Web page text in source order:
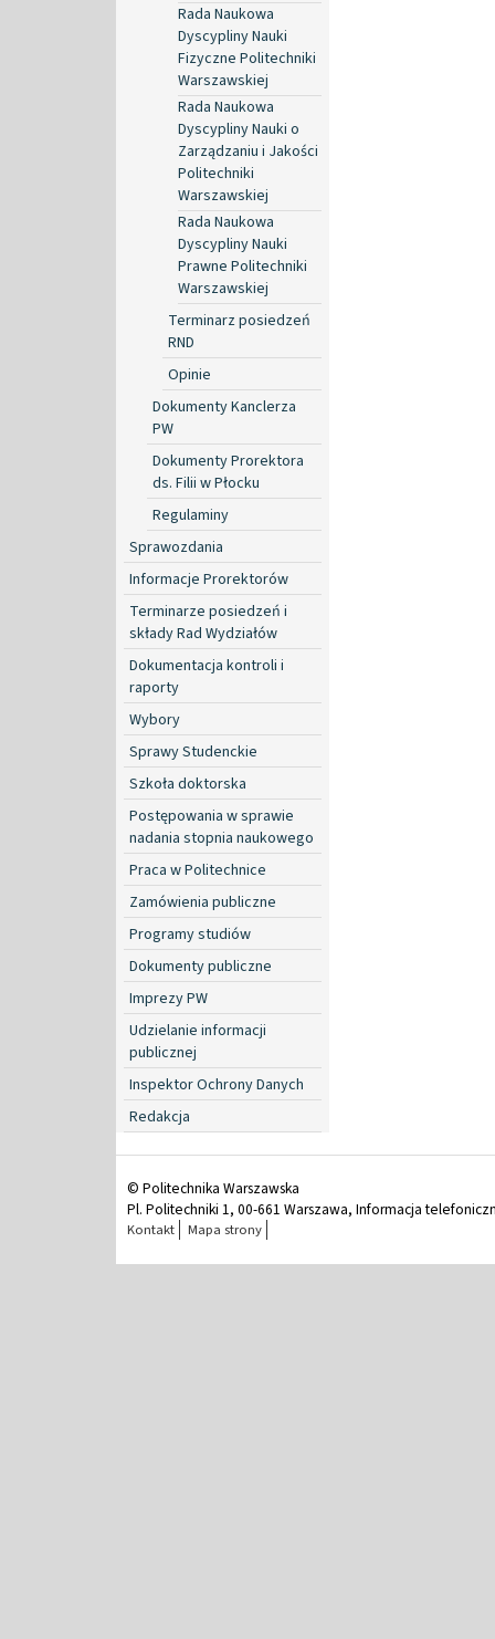
Rada Naukowa
Dyscypliny Nauki
Fizyczne Politechniki
Warszawskiej
Rada Naukowa
Dyscypliny Nauki o
Zarządzaniu i Jakości
Politechniki
Warszawskiej
Rada Naukowa
Dyscypliny Nauki
Prawne Politechniki
Warszawskiej
Terminarz posiedzeń
RND
Opinie
Dokumenty Kanclerza
PW
Dokumenty Prorektora
ds. Filii w Płocku
Regulaminy
Sprawozdania
Informacje Prorektorów
Terminarze posiedzeń i
składy Rad Wydziałów
Dokumentacja kontroli i
raporty
Wybory
Sprawy Studenckie
Szkoła doktorska
Postępowania w sprawie
nadania stopnia naukowego
Praca w Politechnice
Zamówienia publiczne
Programy studiów
Dokumenty publiczne
Imprezy PW
Udzielanie informacji
publicznej
Inspektor Ochrony Danych
Redakcja
© Politechnika Warszawska
Pl. Politechniki 1, 00-661 Warszawa, Informacja
Kontakt Mapa strony